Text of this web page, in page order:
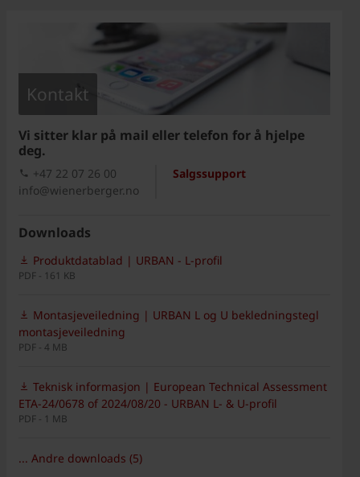
Kontakt
Vi sitter klar på mail eller telefon for å hjelpe
deg.
Salgssupport
+47 22 07 26 00
info@wienerberger.no
Downloads
Produktdatablad | URBAN - L-profil
PDF - 161 KB
Montasjeveiledning | URBAN L og U bekledningstegl
montasjeveiledning
PDF - 4 MB
Teknisk informasjon | European Technical Assessment
ETA-24/0678 of 2024/08/20 - URBAN L- & U-profil
PDF - 1 MB
... Andre downloads (5)